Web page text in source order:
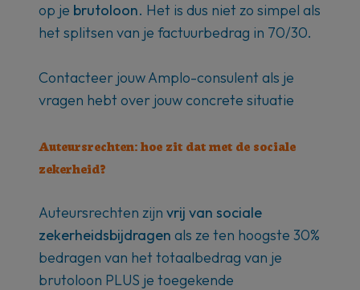
op je brutoloon. Het is dus niet zo simpel als
het splitsen van je factuurbedrag in 70/30.
Contacteer jouw Amplo-consulent als je
vragen hebt over jouw concrete situatie
Auteursrechten: hoe zit dat met de sociale
zekerheid?
Auteursrechten zijn vrij van sociale
zekerheidsbijdragen als ze ten hoogste 30%
bedragen van het totaalbedrag van je
brutoloon PLUS je toegekende